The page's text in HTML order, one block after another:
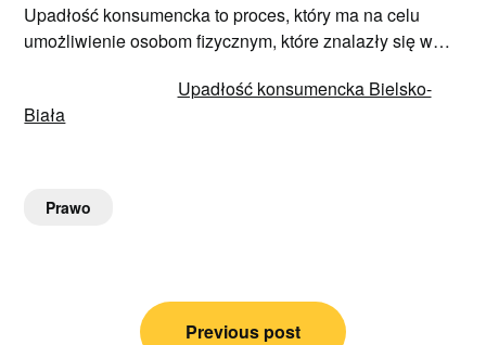
Upadłość konsumencka to proces, który ma na celu
umożliwienie osobom fizycznym, które znalazły się w…
Upadłość konsumencka Bielsko-
Biała
Prawo
Nawigacja
Previous post